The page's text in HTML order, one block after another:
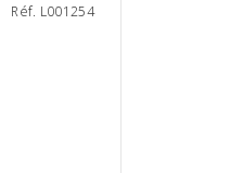
Réf. L001254